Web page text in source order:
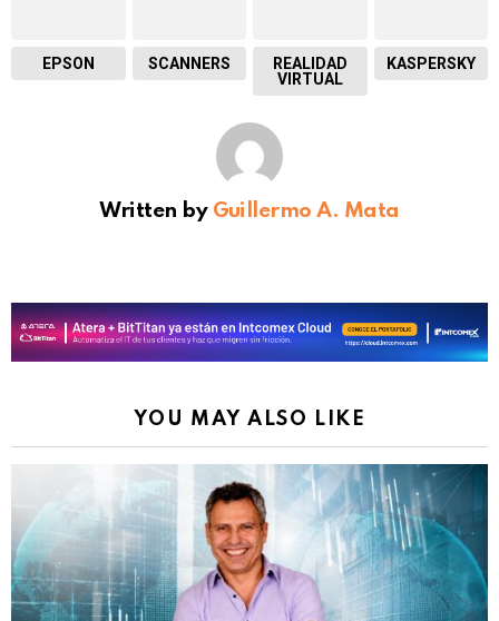
EPSON SCANNERS
REALIDAD
VIRTUAL
KASPERSKY
Written by Guillermo A. Mata
YOU MAY ALSO LIKE